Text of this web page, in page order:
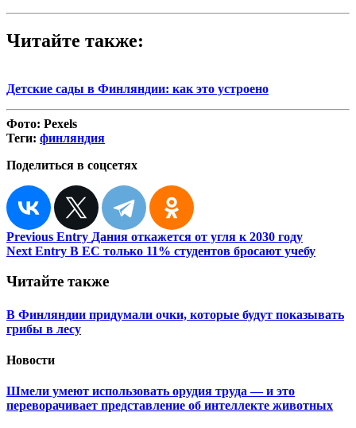
Читайте также:
Детские сады в Финляндии: как это устроено
Фото: Pexels
Теги: финляндия
Поделиться в соцсетях
Навигация
по
записям
Previous Entry Дания откажется от угля к 2030 году
Next Entry В ЕС только 11% студентов бросают учебу
Читайте также
В Финляндии придумали очки, которые будут показывать
грибы в лесу
Новости
Шмели умеют использовать орудия труда — и это
переворачивает представление об интеллекте животных